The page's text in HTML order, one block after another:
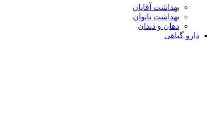
بهداشت آقایان
بهداشت بانوان
دهان و دندان
دارو گیاهی